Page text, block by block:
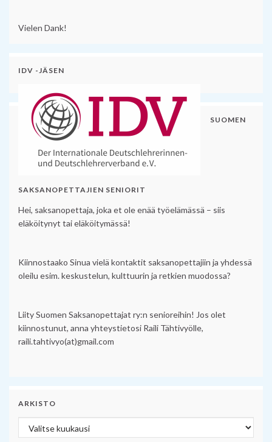
Vielen Dank!
IDV -JÄSEN
SUOMEN
SAKSANOPETTAJIEN SENIORIT
Hei, saksanopettaja, joka et ole enää työelämässä – siis
eläköitynyt tai eläköitymässä!
Kiinnostaako Sinua vielä kontaktit saksanopettajiin ja yhdessä
oleilu esim. keskustelun, kulttuurin ja retkien muodossa?
Liity Suomen Saksanopettajat ry:n senioreihin! Jos olet
kiinnostunut, anna yhteystietosi Raili Tähtivyölle,
raili.tahtivyo(at)gmail.com
ARKISTO
Arkisto